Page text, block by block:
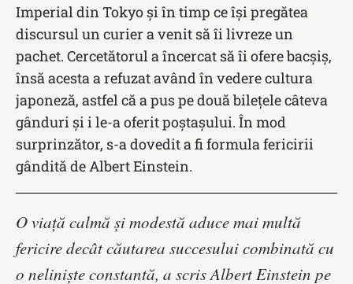
Imperial din Tokyo și în timp ce își pregătea
discursul un curier a venit să îi livreze un
pachet. Cercetătorul a încercat să îi ofere bacșiș,
însă acesta a refuzat având în vedere cultura
japoneză, astfel că a pus pe două bilețele câteva
gânduri și i le-a oferit poștașului. În mod
surprinzător, s-a dovedit a fi formula fericirii
gândită de Albert Einstein.
O viață calmă și modestă aduce mai multă
fericire decât căutarea succesului combinată cu
o neliniște constantă, a scris Albert Einstein pe